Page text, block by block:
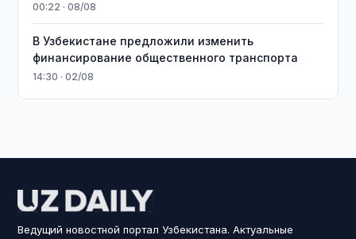
00:22 · 08/08
В Узбекистане предложили изменить
финансирование общественного транспорта
14:30 · 02/08
Ведущий новостной портал Узбекистана. Актуальные